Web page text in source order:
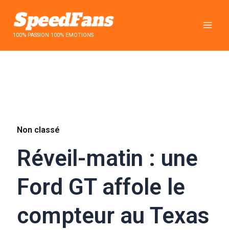
contenu100% PASSION 100% EMOTIONS
Non classé
Réveil-matin : une
Ford GT affole le
compteur au Texas